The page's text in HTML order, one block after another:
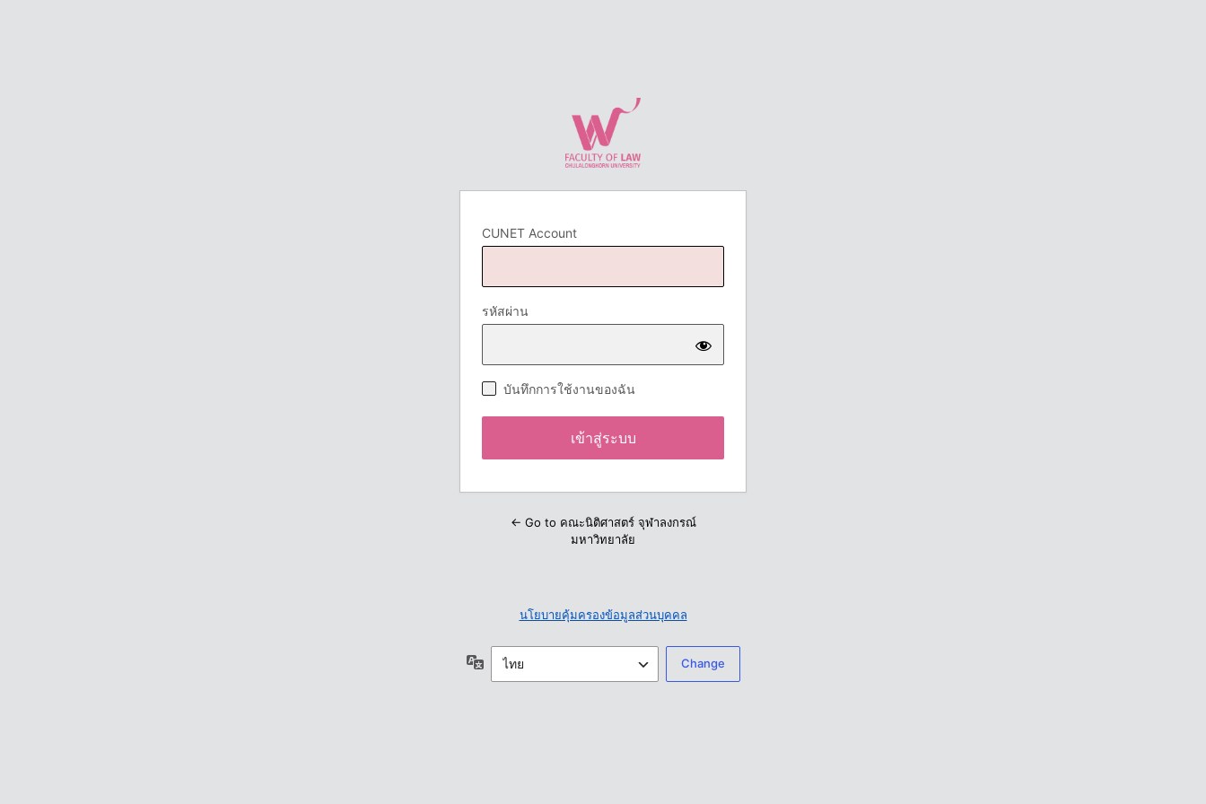
CUNET Account
รหัสผ่าน
บันทึกการใช้งานของฉัน
← Go to คณะนิติศาสตร์ จุฬาลงกรณ์
มหาวิทยาลัย
นโยบายคุ้มครองข้อมูลส่วนบุคคล
ภาษา